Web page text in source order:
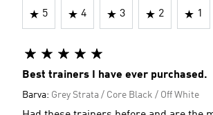
5 4 3 2 1
Best trainers I have ever purchased.
Barva: Grey Strata / Core Black / Off White